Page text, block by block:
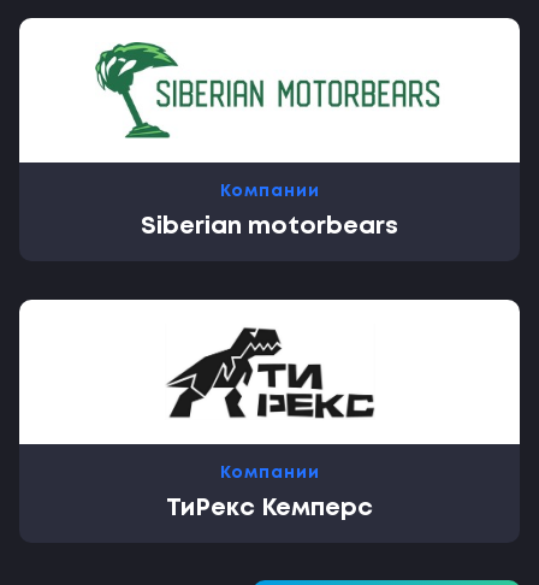
Компании
Siberian motorbears
Компании
ТиРекс Кемперс